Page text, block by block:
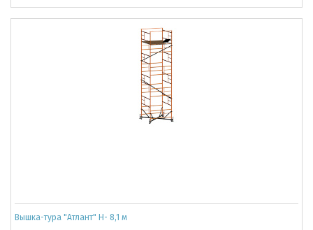
Вышка-тура "Атлант" Н- 8,1 м